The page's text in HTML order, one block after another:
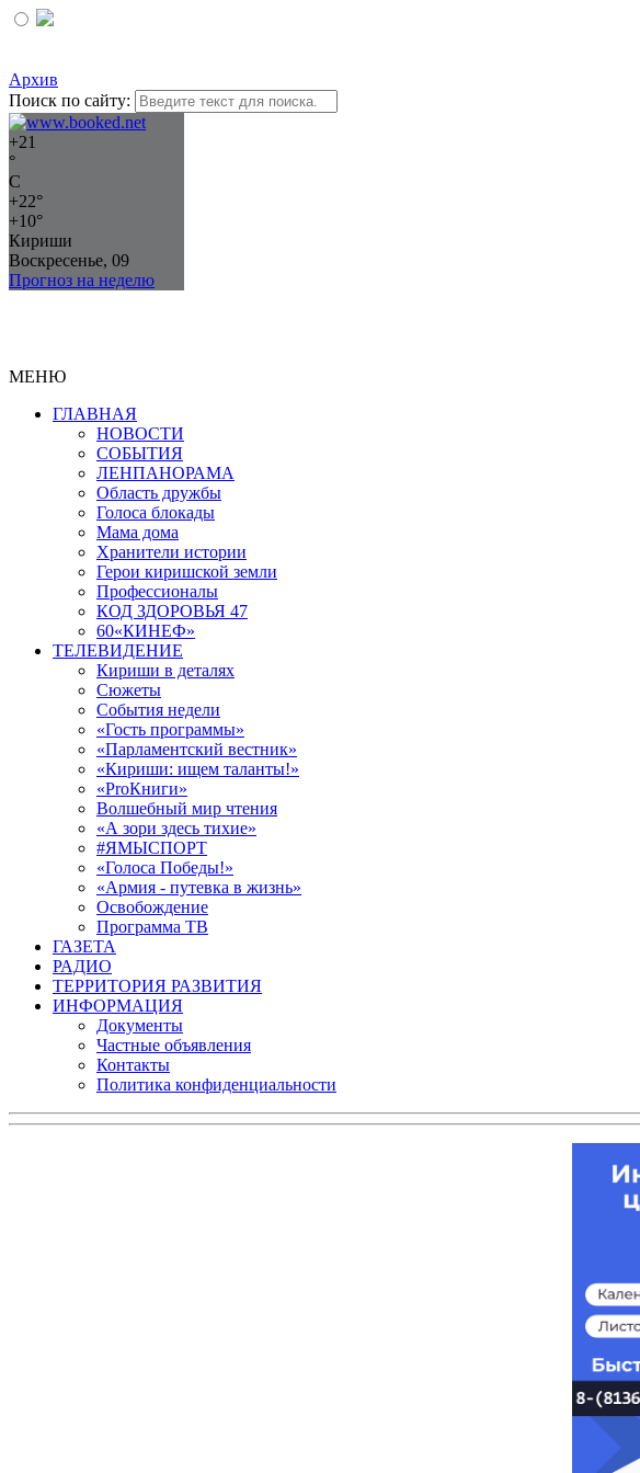
Архив
Поиск по сайту:
+21
°
C
+22°
+10°
Кириши
Воскресенье, 09
Прогноз на неделю
МЕНЮ
ГЛАВНАЯ
НОВОСТИ
СОБЫТИЯ
ЛЕНПАНОРАМА
Область дружбы
Голоса блокады
Мама дома
Хранители истории
Герои киришской земли
Профессионалы
КОД ЗДОРОВЬЯ 47
60«КИНЕФ»
ТЕЛЕВИДЕНИЕ
Кириши в деталях
Сюжеты
События недели
«Гость программы»
«Парламентский вестник»
«Кириши: ищем таланты!»
«ProКниги»
Волшебный мир чтения
«А зори здесь тихие»
#ЯМЫСПОРТ
«Голоса Победы!»
«Армия - путевка в жизнь»
Освобождение
Программа ТВ
ГАЗЕТА
РАДИО
ТЕРРИТОРИЯ РАЗВИТИЯ
ИНФОРМАЦИЯ
Документы
Частные объявления
Контакты
Политика конфиденциальности